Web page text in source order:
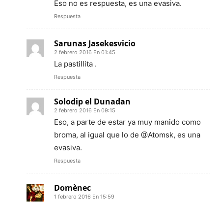
Eso no es respuesta, es una evasiva.
Respuesta
Sarunas Jasekesvicio
2 febrero 2016 En 01:45
La pastillita .
Respuesta
Solodip el Dunadan
2 febrero 2016 En 09:15
Eso, a parte de estar ya muy manido como
broma, al igual que lo de @Atomsk, es una
evasiva.
Respuesta
Domènec
1 febrero 2016 En 15:59